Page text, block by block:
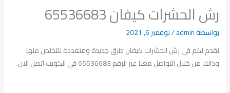
رش الحشرات كيفان 65536683
بواسطةadmin
/نوفمبر 6, 2021
نقدم لكم في رش الحشرات كيفان طرق جديدة ومتعددة للتخلص منها
وذالك من خلال التواصل معنا عبر الرقم 65536683 في الكويت اتصل الان.